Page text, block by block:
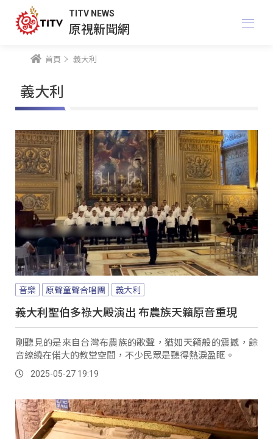
TITV NEWS
原視新聞網
首頁 義大利
義大利
音樂 原聲童聲合唱團 義大利
義大利聖伯多祿大殿演出 布農族天籟原音重現
剛聽見的是來自台灣布農族的歌聲，猶如天籟般的震撼，餘
音繚繞在偌大的教堂空間，不少民眾是聽得熱淚盈眶。
2025-05-27 19:19